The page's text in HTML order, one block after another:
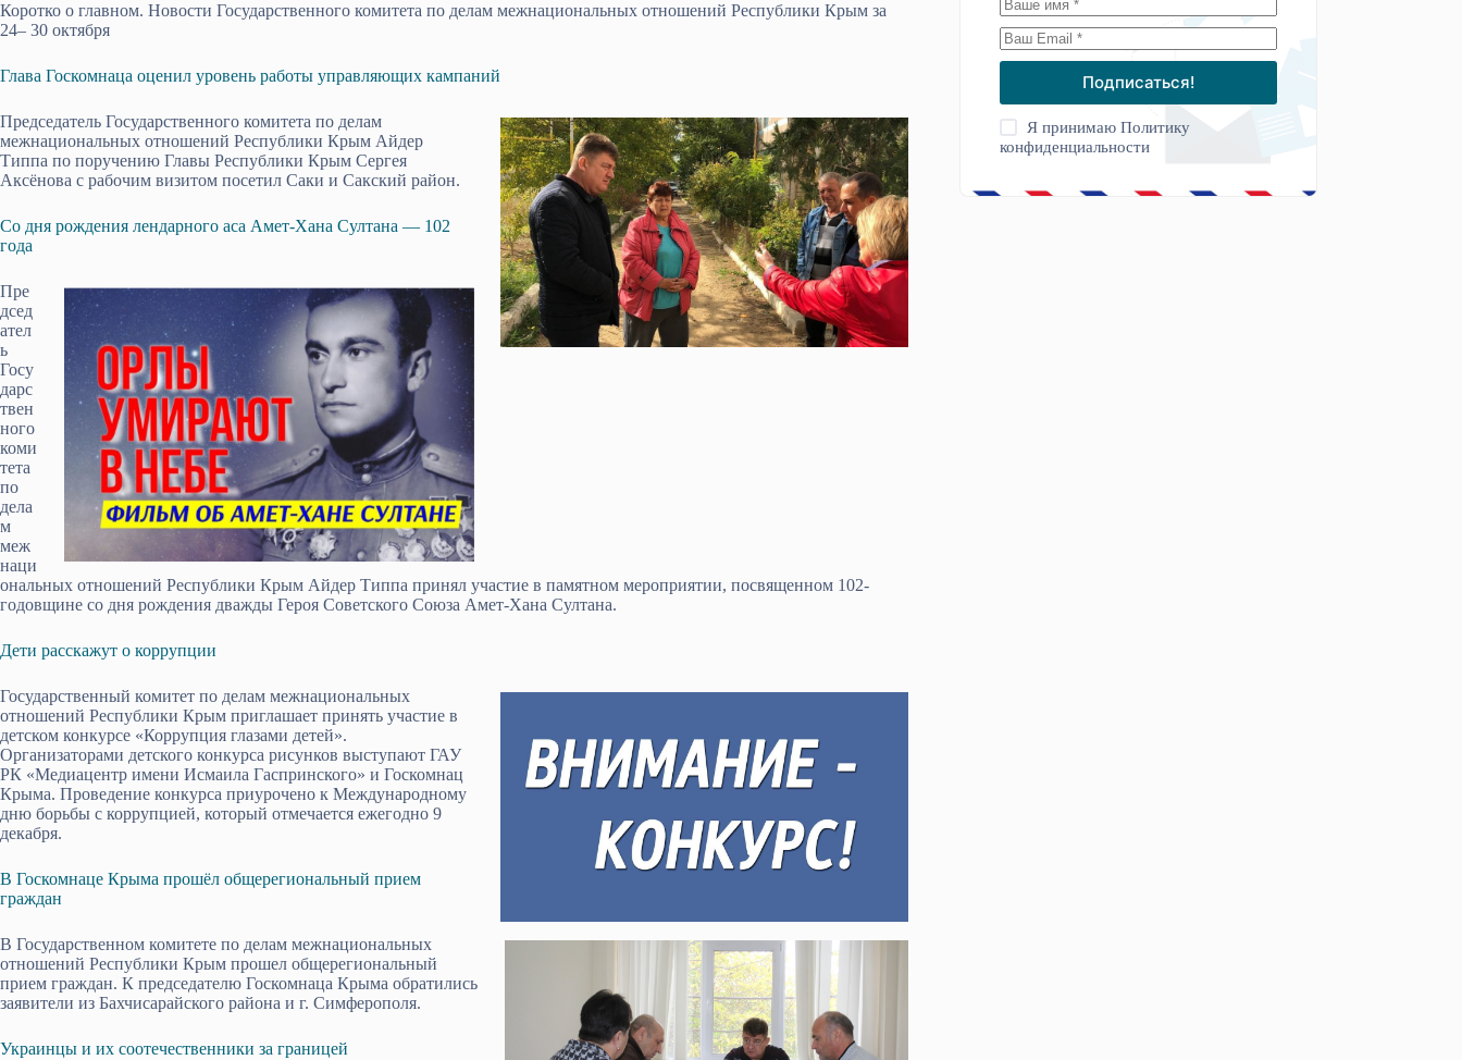
Коротко о главном. Новости Государственного комитета по делам межнациональных отношений Республики Крым за
24– 30 октября
Глава Госкомнаца оценил уровень работы управляющих кампаний
Председатель Государственного комитета по делам
межнациональных отношений Республики Крым Айдер
Типпа по поручению Главы Республики Крым Сергея
Аксёнова с рабочим визитом посетил Саки и Сакский район.
Со дня рождения лендарного аса Амет-Хана Султана — 102
года
Пре
дсед
ател
ь
Госу
дарс
твен
ного
коми
тета
по
дела
м
меж
наци
ональных отношений Республики Крым Айдер Типпа принял участие в памятном мероприятии, посвященном 102-
годовщине со дня рождения дважды Героя Советского Союза Амет-Хана Султана.
Дети расскажут о коррупции
Государственный комитет по делам межнациональных
отношений Республики Крым приглашает принять участие в
детском конкурсе «Коррупция глазами детей».
Организаторами детского конкурса рисунков выступают ГАУ
РК «Медиацентр имени Исмаила Гаспринского» и Госкомнац
Крыма. Проведение конкурса приурочено к Международному
дню борьбы с коррупцией, который отмечается ежегодно 9
декабря.
В Госкомнаце Крыма прошёл общерегиональный прием
граждан
В Государственном комитете по делам межнациональных
отношений Республики Крым прошел общерегиональный
прием граждан. К председателю Госкомнаца Крыма обратились
заявители из Бахчисарайского района и г. Симферополя.
Украинцы и их соотечественники за границей
Подписаться!
Я принимаюПолитику
конфиденциальности